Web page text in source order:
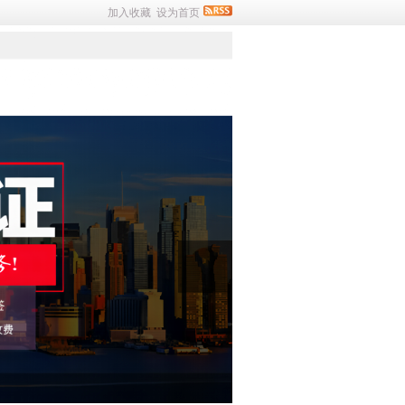
加入收藏 设为首页